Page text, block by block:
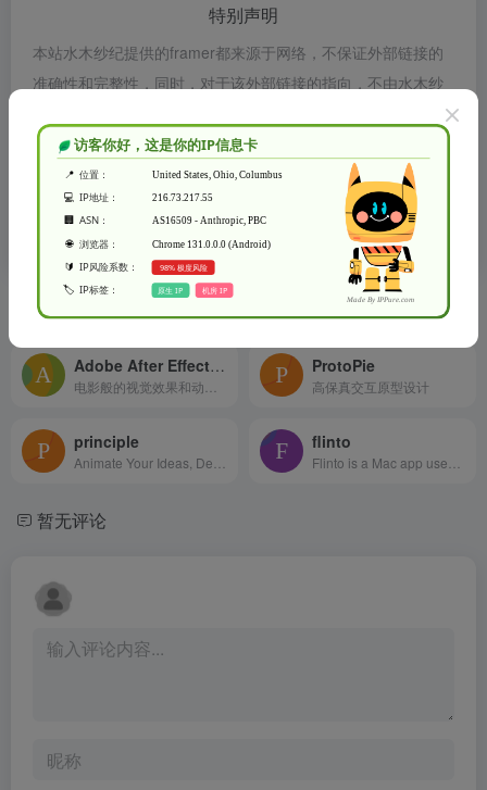
特别声明
本站水木纱纪提供的framer都来源于网络，不保证外部链接的
准确性和完整性，同时，对于该外部链接的指向，不由水木纱
的内容，都属于合规合法，后期网页的内容如出现违规，可以
直接联系网站管理员进行删除，水木纱纪不承担任何责任。
水木纱纪致力于优质、实用的网络站点资源收集与分享！
相关导航
Adobe After Effects CC ProtoPie
高保真交互原型设计
principle flinto
暂无评论